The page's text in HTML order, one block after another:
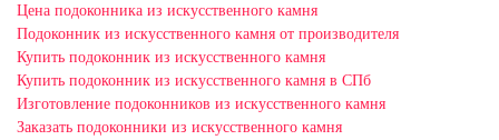
Цена подоконника из искусственного камня
Подоконник из искусственного камня от производителя
Купить подоконник из искусственного камня
Купить подоконник из искусственного камня в СПб
Изготовление подоконников из искусственного камня
Заказать подоконники из искусственного камня